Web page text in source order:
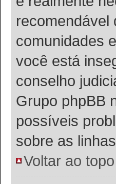
recomendável
comunidades
você está
conselho
Grupo phpBB
possíveis
sobre as
Voltar ao topo